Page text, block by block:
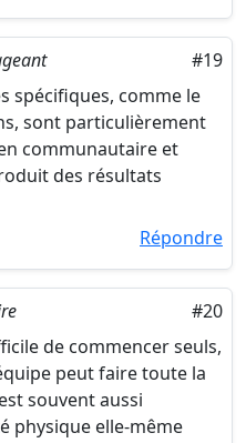
#19
spécifiques, comme le
sont particulièrement
communautaire et
des résultats
Répondre
#20
de commencer seuls,
peut faire toute la
souvent aussi
physique elle-même